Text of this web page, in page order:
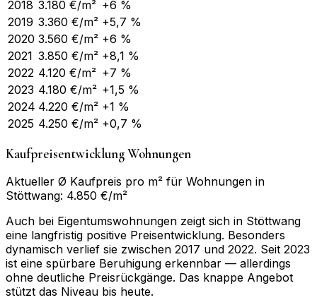
2018 3.180 €/m² +6 %
2019 3.360 €/m² +5,7 %
2020 3.560 €/m² +6 %
2021 3.850 €/m² +8,1 %
2022 4.120 €/m² +7 %
2023 4.180 €/m² +1,5 %
2024 4.220 €/m² +1 %
2025 4.250 €/m² +0,7 %
Kaufpreisentwicklung Wohnungen
Aktueller Ø Kaufpreis pro m² für Wohnungen in
Stöttwang: 4.850 €/m²
Auch bei Eigentumswohnungen zeigt sich in Stöttwang
eine langfristig positive Preisentwicklung. Besonders
dynamisch verlief sie zwischen 2017 und 2022. Seit 2023
ist eine spürbare Beruhigung erkennbar — allerdings
ohne deutliche Preisrückgänge. Das knappe Angebot
stützt das Niveau bis heute.